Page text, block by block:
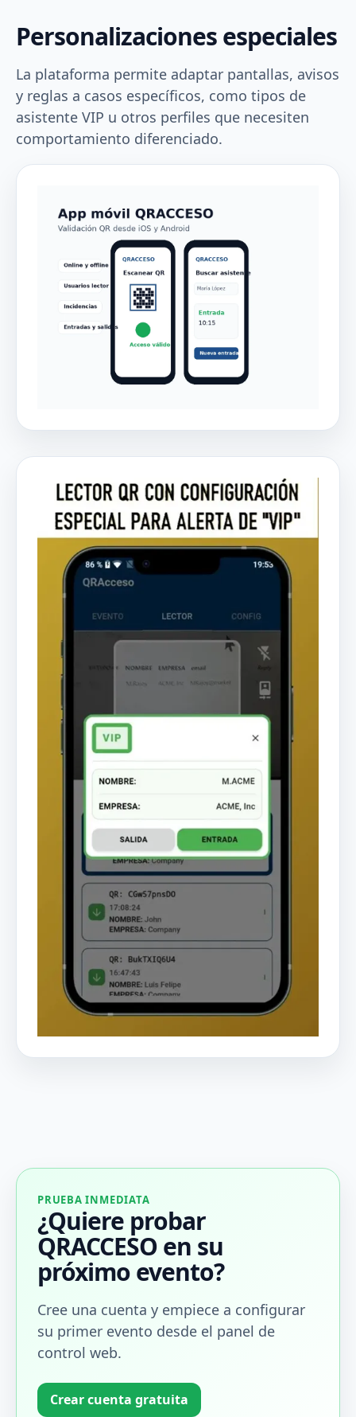
Personalizaciones especiales
La plataforma permite adaptar pantallas, avisos
y reglas a casos específicos, como tipos de
asistente VIP u otros perfiles que necesiten
comportamiento diferenciado.
PRUEBA INMEDIATA
¿Quiere probar
QRACCESO en su
próximo evento?
Cree una cuenta y empiece a configurar
su primer evento desde el panel de
control web.
Crear cuenta gratuita